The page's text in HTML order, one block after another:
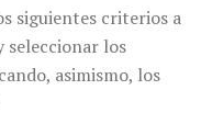
siguientes criterios a
seleccionar los
asimismo, los